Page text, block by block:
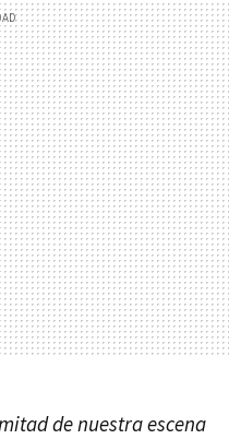
de nuestra escena